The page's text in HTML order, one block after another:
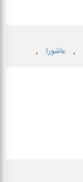
, عاشورا
,